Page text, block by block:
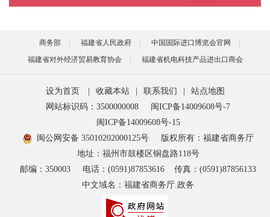
商务部 福建省人民政府
中国国际进口博览会官网
福建省对外经济贸易教育协会
福建省机电科技产品进出口商会
设为首页 | 收藏本站 | 联系我们 |
站点地图
网站标识码：3500000008
闽ICP备14009608号-7
闽ICP备14009608号-15
闽公网安备 35010202000125号
版权所有：福建省商务厅
地址：福州市鼓楼区铜盘路118号
邮编：350003
电话：(0591)87853616
传真：(0591)87856133
中文域名：福建省商务厅.政务